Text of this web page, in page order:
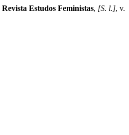
Revista Estudos Feministas, [S. l.], v.